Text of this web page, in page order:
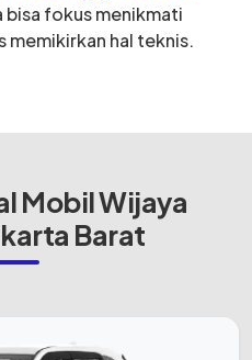
bisa fokus menikmati
memikirkan hal teknis.
Mobil Wijaya
Barat